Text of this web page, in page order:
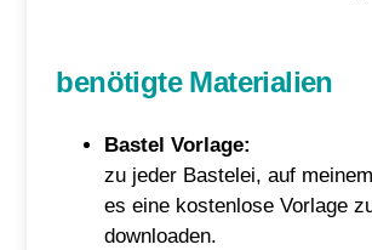
benötigte Materialien
Bastel Vorlage:
zu jeder Bastelei, auf
es eine kostenlose Vorlage
downloaden.